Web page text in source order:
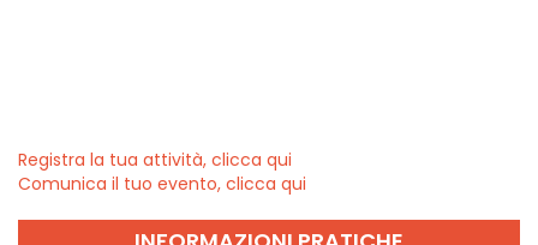
Registra la tua attività, clicca qui
Comunica il tuo evento, clicca qui